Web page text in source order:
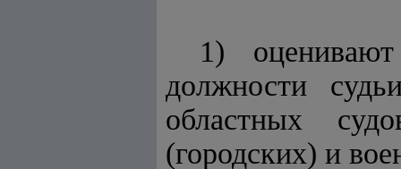
1)
должности
областных
(городских) и